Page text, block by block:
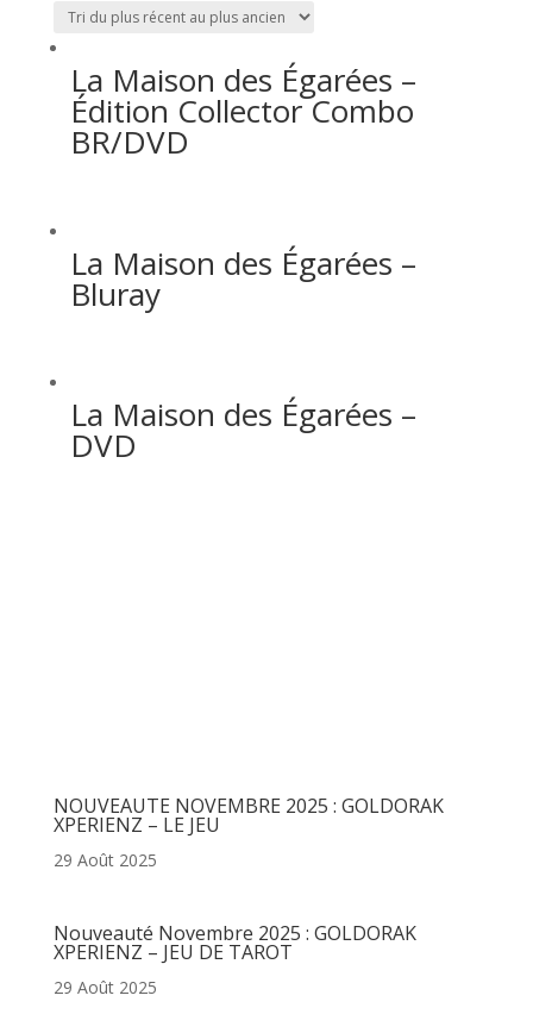
La Maison des Égarées –
Édition Collector Combo
BR/DVD
La Maison des Égarées –
Bluray
La Maison des Égarées –
DVD
NOUVEAUTE NOVEMBRE 2025 : GOLDORAK
XPERIENZ – LE JEU
29 Août 2025
Nouveauté Novembre 2025 : GOLDORAK
XPERIENZ – JEU DE TAROT
29 Août 2025